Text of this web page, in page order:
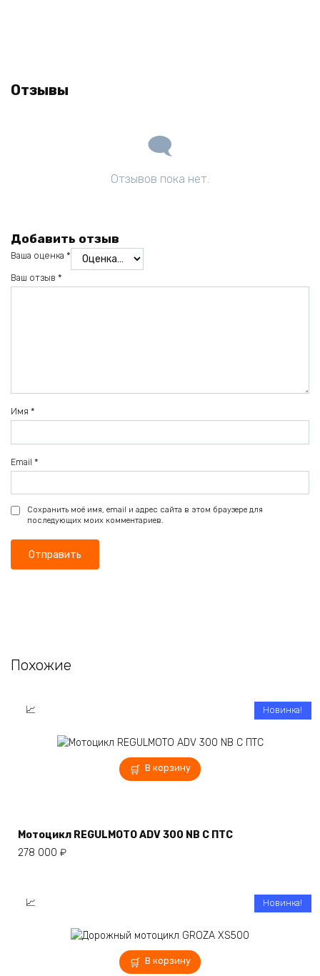
Отзывы
Отзывов пока нет.
Добавить отзыв
Ваша оценка *
Ваш отзыв *
Имя *
Email *
Сохранить моё имя, email и адрес сайта в этом браузере для
последующих моих комментариев.
Похожие
В корзину
Новинка!
Мотоцикл REGULMOTO ADV 300 NB С ПТС
278 000 ₽
В корзину
Новинка!